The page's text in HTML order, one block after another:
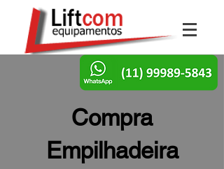
Compra
Empilhadeira